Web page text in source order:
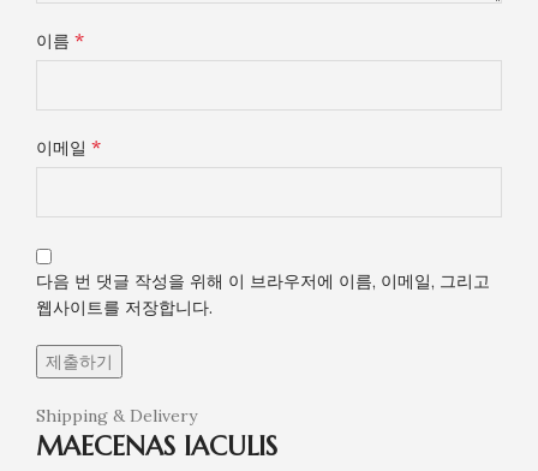
이름 *
이메일 *
다음 번 댓글 작성을 위해 이 브라우저에 이름, 이메일, 그리고
웹사이트를 저장합니다.
Shipping & Delivery
MAECENAS IACULIS